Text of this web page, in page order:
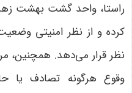
راستا، واحد گشت بهشت
کرده و از نظر امنیتی
نظر قرار می‌دهد. همچنین،
وقوع هرگونه تصادف یا